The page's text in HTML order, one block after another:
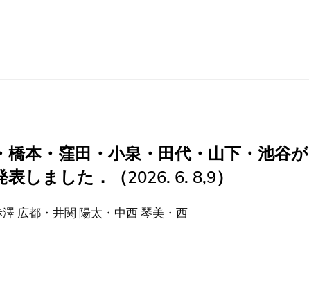
本・窪田・小泉・田代・山下・池谷が
しました．（2026. 6. 8,9）
広都・井関 陽太・中西 琴美・西